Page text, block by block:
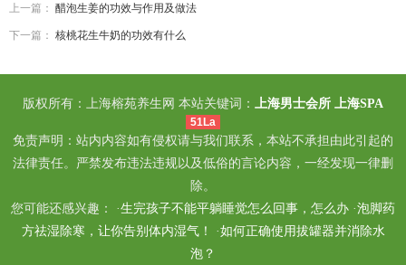
上一篇： 醋泡生姜的功效与作用及做法
下一篇： 核桃花生牛奶的功效有什么
版权所有：上海榕苑养生网 本站关键词： 上海男士会所 上海SPA
51La
免责声明：站内内容如有侵权请与我们联系，本站不承担由此引起的
法律责任。严禁发布违法违规以及低俗的言论内容，一经发现一律删
除。
您可能还感兴趣： ·生完孩子不能平躺睡觉怎么回事，怎么办 ·泡脚药
方祛湿除寒，让你告别体内湿气！
·如何正确使用拔罐器并消除水
泡？